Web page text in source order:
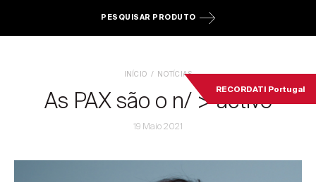
PESQUISAR PRODUTO
RECORDATI Portugal
INÍCIO NOTÍCIAS
As PAX são o n/ > activo
19 Maio 2021